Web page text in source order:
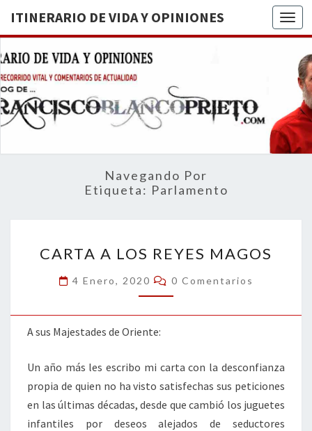
ITINERARIO DE VIDA Y OPINIONES
DE
BREVE
RECORRIDO
VITAL Y
ACTUALIDAD
Navegando Por
Etiqueta: Parlamento
A
LOS
REYES
MAGOS
CARTA A LOS REYES MAGOS
4 Enero, 2020 Comentarios
0 Comentarios
A sus Majestades de Oriente:
Un año más les escribo mi carta con la desconfianza
propia de quien no ha visto satisfechas sus peticiones
en las últimas décadas, desde que cambió los juguetes
infantiles por deseos alejados de seductores